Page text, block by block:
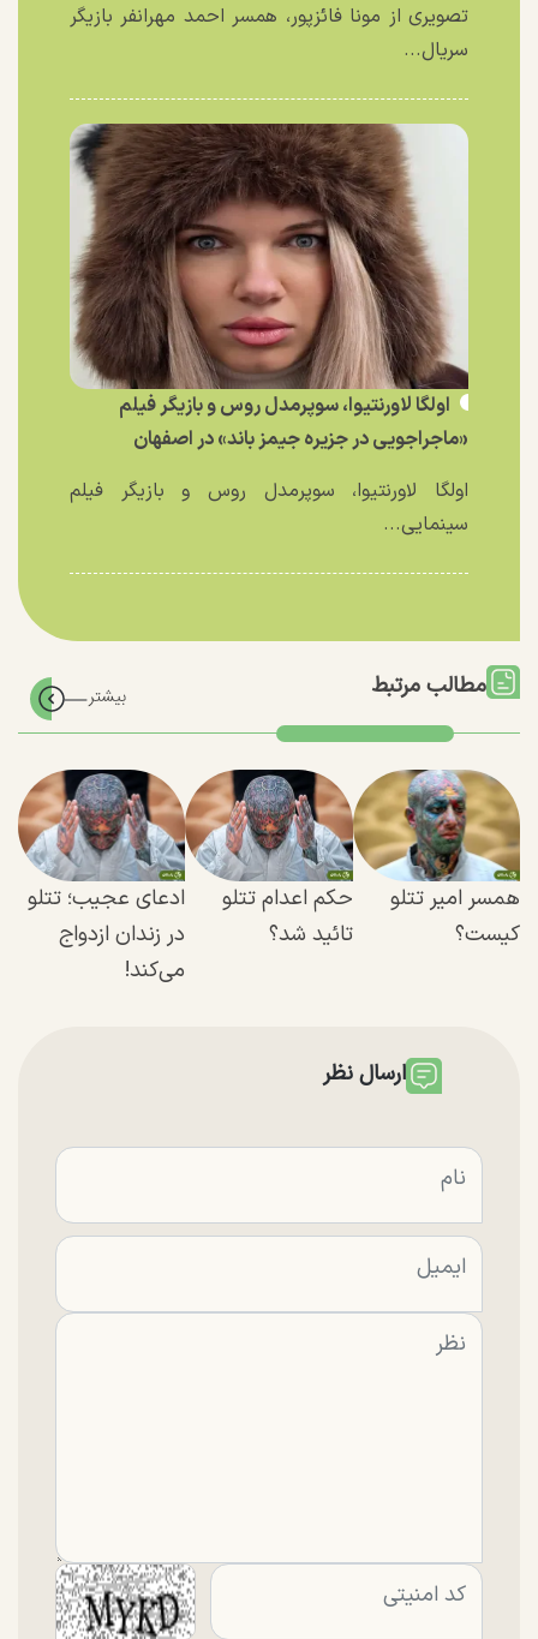
تصویری از مونا فائزپور، همسر احمد مهرانفر بازیگر
سریال...
اولگا لاورنتیوا، سوپرمدل روس و بازیگر فیلم
«ماجراجویی در جزیره جیمز باند» در اصفهان
اولگا لاورنتیوا، سوپرمدل روس و بازیگر فیلم
سینمایی...
مطالب مرتبط
همسر امیر تتلو
کیست؟
حکم اعدام تتلو
تائید شد؟
ادعای عجیب؛ تتلو
در زندان ازدواج
می‌کند!
ارسال نظر